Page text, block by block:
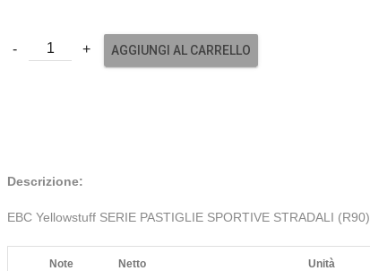
AGGIUNGI AL CARRELLO
Descrizione:
EBC Yellowstuff SERIE PASTIGLIE SPORTIVE STRADALI (R90)
Note Netto Unità